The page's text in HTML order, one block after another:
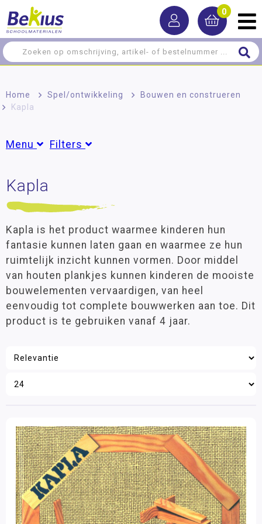
0
Home > Spel/ontwikkeling > Bouwen en construeren
Kapla
Menu Filters
Denkspellen
Houten bouwblokken
Speciale bouwblokken
Knikkerbanen
Kapla
Bavvic
Lokon
TomTect
Knüpferli
K-TEC
Buiten Spelen
Spellen
Groepen
Groep 1
Groep 2(6)
Groep 3(6)
Groep 4(6)
Groep 5(6)
Groep 6 (6)
Groep 7 (6)
Groep 8
(6)
VO(6)
Leeftijd
Materiaalkeuze
Bouw- en constructiematerialen(2)
Hulpmiddelen(2)
Opdracht- en oefenkaarten(2)
Kapla
Kapla is het product waarmee kinderen hun
fantasie kunnen laten gaan en waarmee ze hun
ruimtelijk inzicht kunnen vormen. Door middel
van houten plankjes kunnen kinderen de mooiste
bouwelementen vervaardigen, van heel
eenvoudig tot complete bouwwerken aan toe. Dit
product is te gebruiken vanaf 4 jaar.